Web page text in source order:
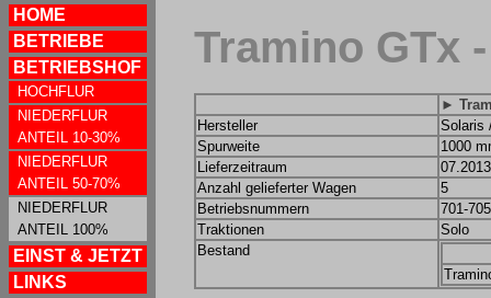
HOME
BETRIEBE
BETRIEBSHOF
HOCHFLUR
NIEDERFLUR
ANTEIL 10-30%
NIEDERFLUR
ANTEIL 50-70%
NIEDERFLUR
ANTEIL 100%
EINST & JETZT
LINKS
Tramino GTx
►
Hersteller
Solaris
Spurweite
1000
Lieferzeitraum
Anzahl gelieferter Wagen
5
Betriebsnummern
701-705
Traktionen
Solo
Bestand